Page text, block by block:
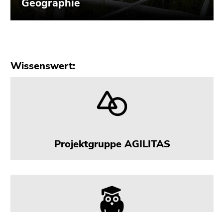
Wissenswert:
Projektgruppe AGILITAS